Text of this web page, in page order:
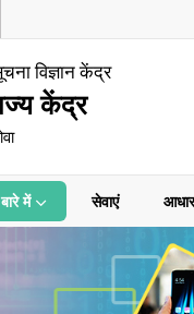
विज्ञान केंद्र
केंद्र
में सेवाएं